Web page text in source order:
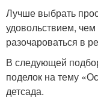
Лучше выбрать
удовольствием,
разочароваться в
В следующей
поделок на тему
детсада.